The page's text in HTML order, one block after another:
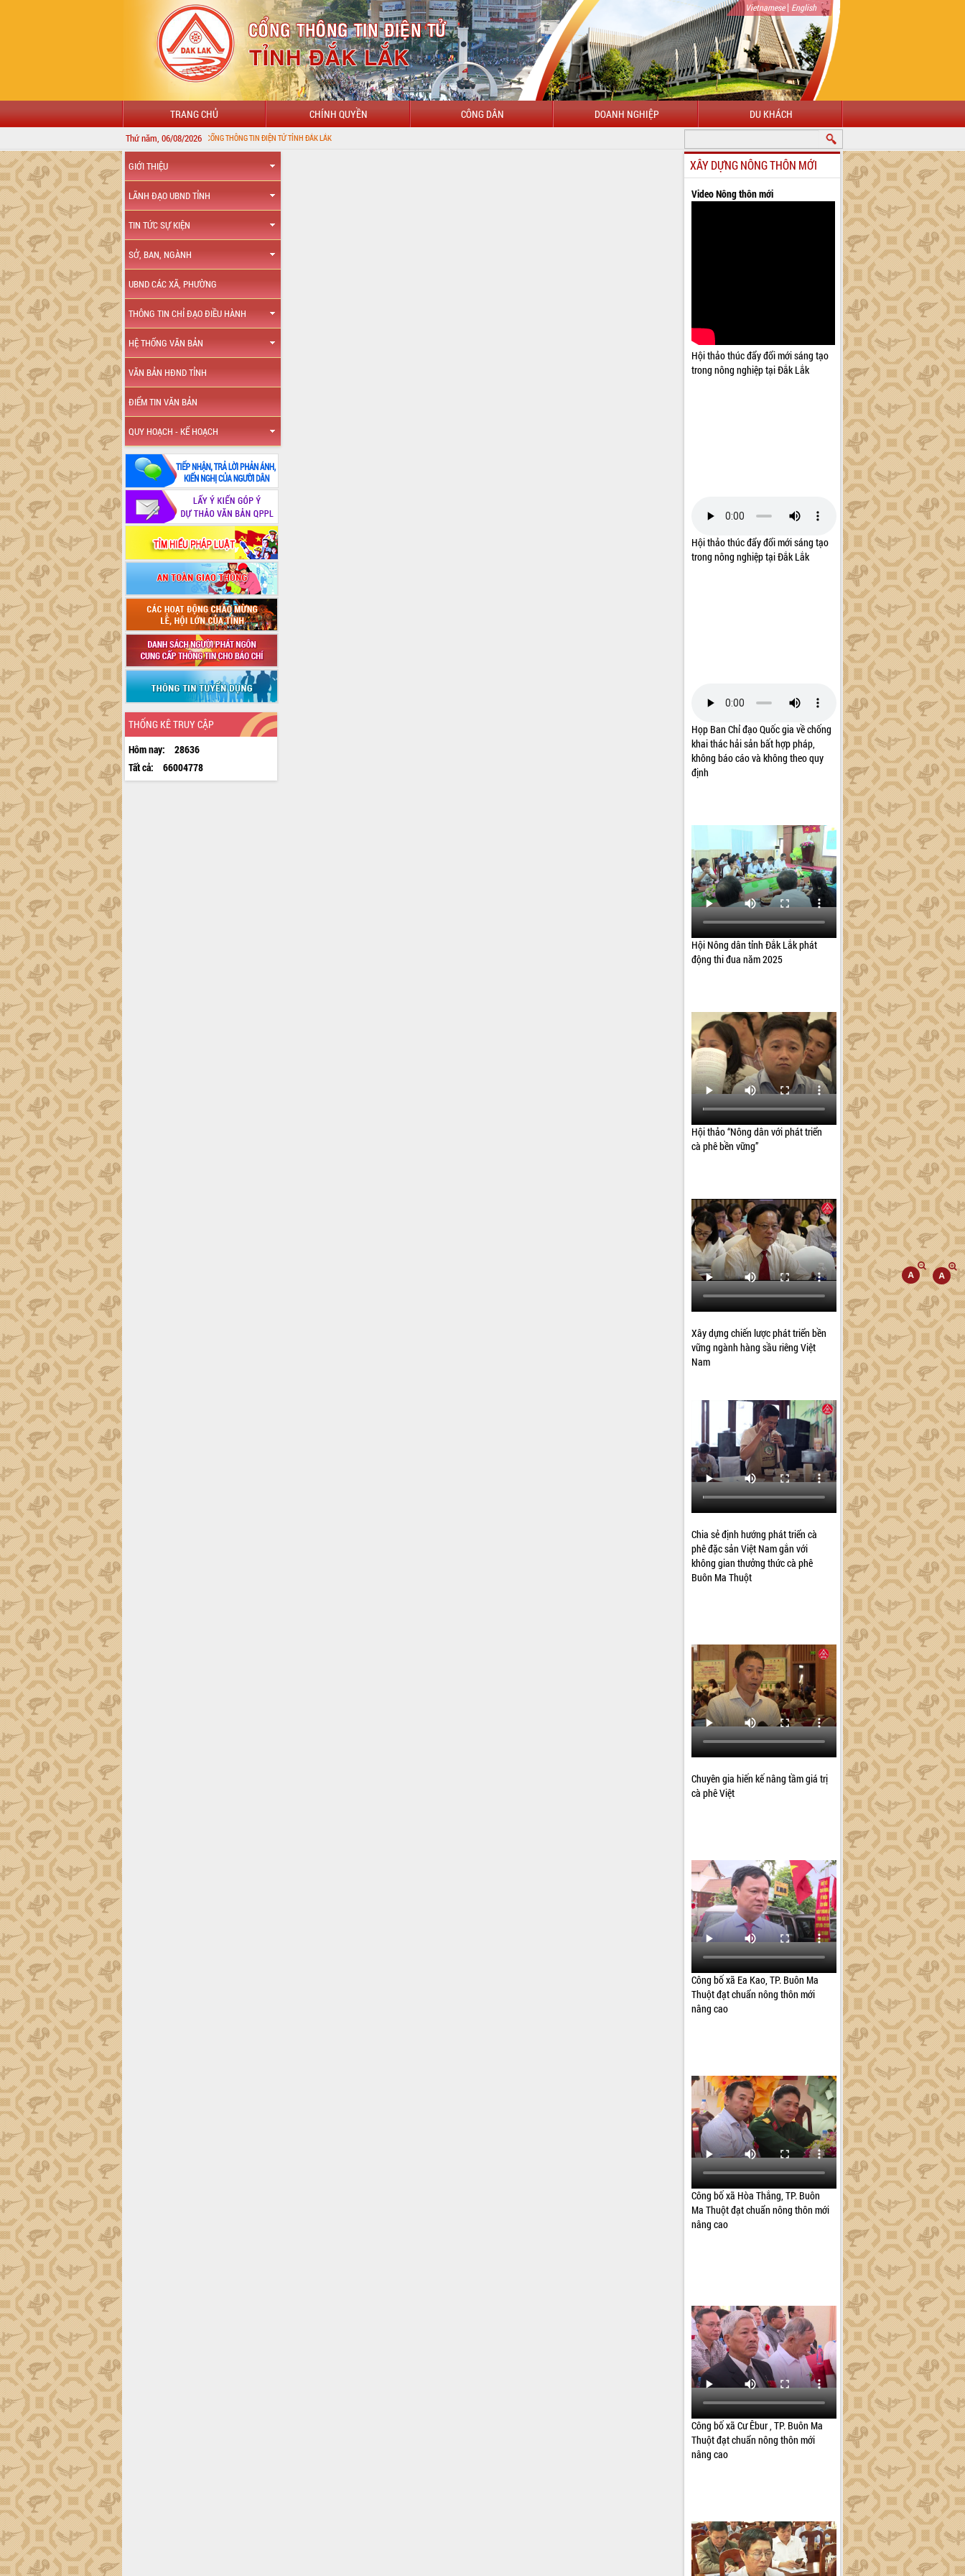
Vietnamese| English
TRANG CHỦ CHÍNH QUYỀN CÔNG DÂN DOANH NGHIỆP DU KHÁCH
Thứ năm, 06/08/2026
CHÀO MỪNG ĐẾN VỚI CỔNG THÔNG TIN ĐIỆN TỬ TỈNH ĐẮK LẮK
GIỚI THIỆU
LÃNH ĐẠO UBND TỈNH
TIN TỨC SỰ KIỆN
SỞ, BAN, NGÀNH
UBND CÁC XÃ, PHƯỜNG
THÔNG TIN CHỈ ĐẠO ĐIỀU HÀNH
HỆ THỐNG VĂN BẢN
VĂN BẢN HĐND TỈNH
ĐIỂM TIN VĂN BẢN
QUY HOẠCH - KẾ HOẠCH
THỐNG KÊ TRUY CẬP
Hôm nay:
28636
Tất cả:
66004778
XÂY DỰNG NÔNG THÔN MỚI
Video Nông thôn mới
Hội thảo thúc đẩy đổi mới sáng tạo
trong nông nghiệp tại Đắk Lắk
Hội thảo thúc đẩy đổi mới sáng tạo
trong nông nghiệp tại Đắk Lắk
Họp Ban Chỉ đạo Quốc gia về chống
khai thác hải sản bất hợp pháp,
không báo cáo và không theo quy
định
Hội Nông dân tỉnh Đắk Lắk phát
động thi đua năm 2025
Hội thảo “Nông dân với phát triển
cà phê bền vững”
Xây dựng chiến lược phát triển bền
vững ngành hàng sầu riêng Việt
Nam
Chia sẻ định hướng phát triển cà
phê đặc sản Việt Nam gắn với
không gian thưởng thức cà phê
Buôn Ma Thuột
Chuyên gia hiến kế nâng tầm giá trị
cà phê Việt
Công bố xã Ea Kao, TP. Buôn Ma
Thuột đạt chuẩn nông thôn mới
nâng cao
Công bố xã Hòa Thắng, TP. Buôn
Ma Thuột đạt chuẩn nông thôn mới
nâng cao
Công bố xã Cư Êbur , TP. Buôn Ma
Thuột đạt chuẩn nông thôn mới
nâng cao